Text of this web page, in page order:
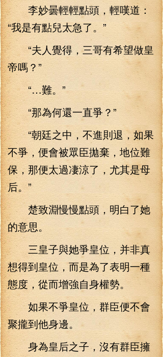
李妙曇輕輕點頭，輕嘆道：
“我是有點兒太急了。”
“夫人覺得，三哥有希望做皇
帝嗎？”
“…難。”
“那為何還一直爭？”
“朝廷之中，不進則退，如果
不爭，便會被眾臣拋棄，地位難
保，那便太過凄涼了，尤其是母
后。”
楚致淵慢慢點頭，明白了她
的意思。
三皇子與她爭皇位，并非真
想得到皇位，而是為了表明一種
態度，從而增強自身權勢。
如果不爭皇位，群臣便不會
聚攏到他身邊。
身為皇后之子，沒有群臣擁